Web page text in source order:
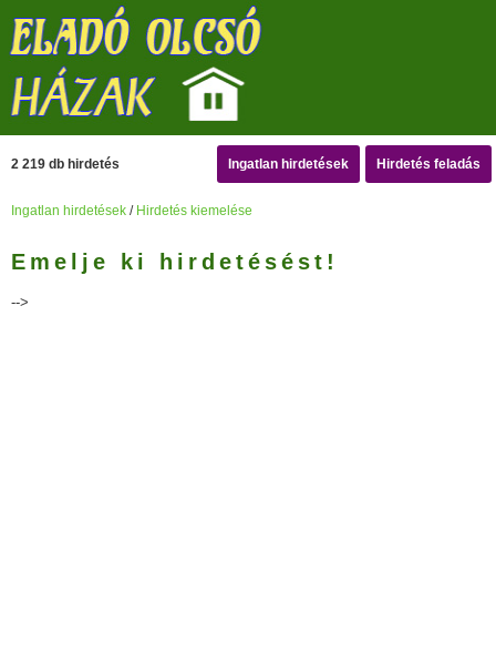
2 219 db hirdetés Ingatlan hirdetések Hirdetés feladás
Ingatlan hirdetések / Hirdetés kiemelése
Emelje ki hirdetésést!
-->